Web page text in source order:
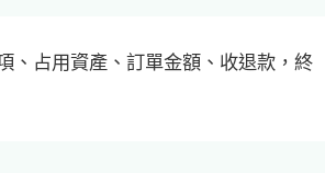
占用資產、訂單金額、收退款，終